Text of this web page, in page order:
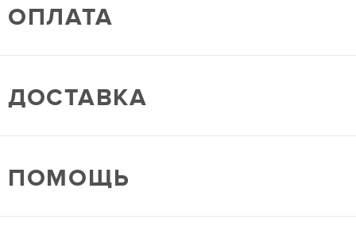
ОПЛАТА
ДОСТАВКА
ПОМОЩЬ